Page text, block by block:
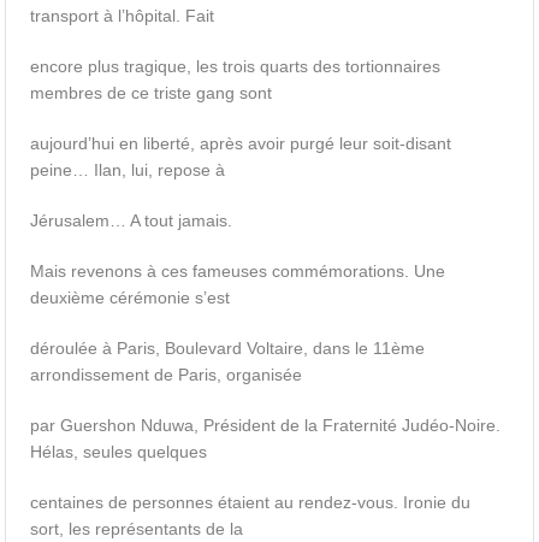
transport à l’hôpital. Fait
encore plus tragique, les trois quarts des tortionnaires
membres de ce triste gang sont
aujourd’hui en liberté, après avoir purgé leur soit-disant
peine… Ilan, lui, repose à
Jérusalem… A tout jamais.
Mais revenons à ces fameuses commémorations. Une
deuxième cérémonie s’est
déroulée à Paris, Boulevard Voltaire, dans le 11ème
arrondissement de Paris, organisée
par Guershon Nduwa, Président de la Fraternité Judéo-Noire.
Hélas, seules quelques
centaines de personnes étaient au rendez-vous. Ironie du
sort, les représentants de la